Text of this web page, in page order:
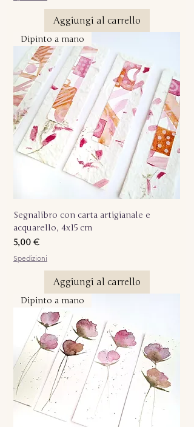
Aggiungi al carrello
Dipinto a mano
Segnalibro con carta artigianale e
acquarello, 4x15 cm
Prezzo
5,00 €
Spedizioni
Aggiungi al carrello
Dipinto a mano